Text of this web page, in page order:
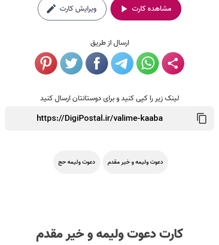
مشاهده کارت ویرایش کارت
ارسال از طریق
لینک زیر را کپی کنید و برای دوستانتان ارسال کنید
دعوت ولیمه و خیر مقدم دعوت ولیمه حج
کارت دعوت ولیمه و خیر مقدم